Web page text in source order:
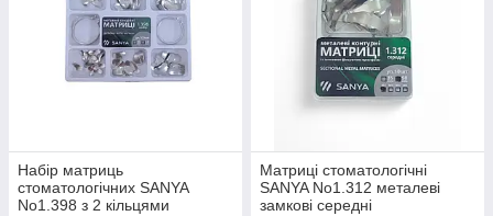
Набір матриць
стоматологічних SANYA
No1.398 з 2 кільцями
Матриці стоматологічні
SANYA No1.312 металеві
замкові середні